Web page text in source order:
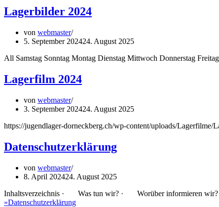
Lagerbilder 2024
von webmaster
5. September 202424. August 2025
All Samstag Sonntag Montag Dienstag Mittwoch Donnerstag Freitag
Lagerfilm 2024
von webmaster
3. September 202424. August 2025
https://jugendlager-dorneckberg.ch/wp-content/uploads/Lagerfilme/
Datenschutzerklärung
von webmaster
8. April 202424. August 2025
Inhaltsverzeichnis · Was tun wir? · Worüber informieren
»Datenschutzerklärung